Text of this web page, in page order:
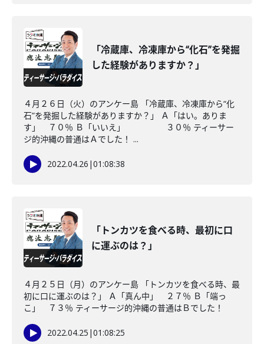
「冷蔵庫、冷凍庫から“化石”を発掘
した経験がありますか？」
４月２６日（火）のアンケー島 「冷蔵庫、冷凍庫から“化
石”を発掘した経験がありますか？」 Ａ「はい。ありま
す」 ７０％ Ｂ「いいえ」 ３０％ ティーサー
ジ的沖縄の普通はＡでした！ ...
2022.04.26 |01:08:38
「トンカツを食べる時、最初に口
に運ぶのは？」
４月２５日（月）のアンケー島 「トンカツを食べる時、最
初に口に運ぶのは？」 Ａ「真ん中」 ２７％ Ｂ「端っ
こ」 ７３％ ティーサージ的沖縄の普通はＢでした！
2022.04.25 |01:08:25